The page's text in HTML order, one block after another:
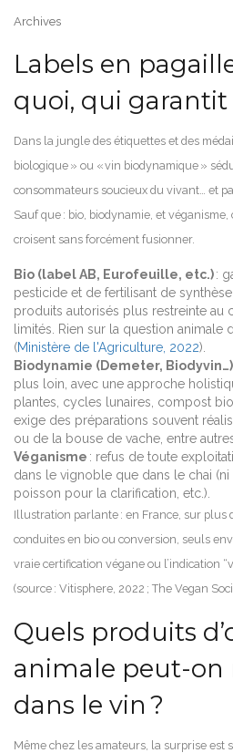
Archives
Labels en
quoi, qui garantit
Dans la jungle des étiquettes et des
biologique » ou « vin biodynamique »
consommateurs soucieux du vivant… et
Sauf que : bio, biodynamie, et
croisent sans forcément fusionner.
Bio (label AB, Eurofeuille, etc.):
pesticide et de fertilisant de
produits autorisés plus restreinte au
limités. Rien sur la question animale
(Ministère de l'Agriculture, 2022).
Biodynamie (Demeter, Biodyvin…)
plus loin, avec une approche
plantes, cycles lunaires, compost
exige des préparations souvent
ou de la bouse de vache, entre
Véganisme : refus de toute
dans le vignoble que dans le chai
poisson pour la clarification, etc.).
Illustration parlante : en France, sur plus
conduites en bio ou conversion, seuls
vraie certification végane ou l’indication
(source : Vitisphere, 2022 ; The Vegan
Quels produits
animale peut-on
dans le vin ?
Même chez les amateurs, la surprise est